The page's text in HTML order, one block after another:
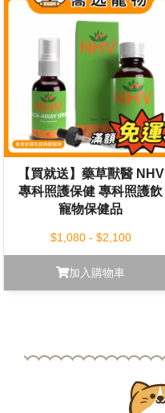
【買就送】藥草獸醫 NHV
專科照護保健 專科照護飲
寵物保健品
$1,080 - $2,100
加入購物車